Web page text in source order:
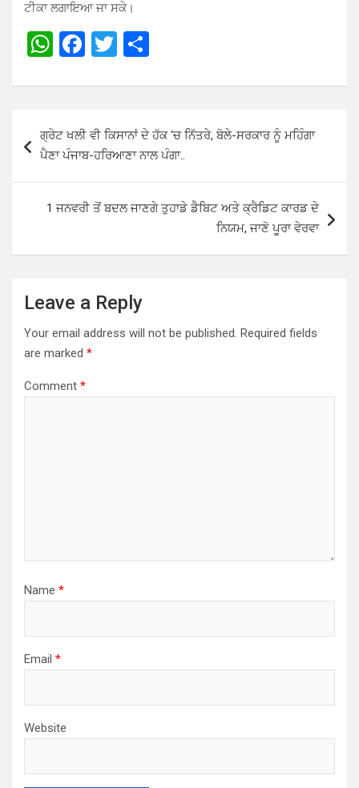
ਟੀਕਾ ਲਗਾਇਆ ਜਾ ਸਕੇ।
W
at
A
p
F
ce
b
o
k
T
tt
er
ar
e
navigation
ਗ੍ਰੇਟ ਖਲੀ ਵੀ ਕਿਸਾਨਾਂ ਦੇ ਹੱਕ ‘ਚ ਨਿੱਤਰੇ, ਬੋਲੇ-ਸਰਕਾਰ ਨੂੰ ਮਹਿੰਗਾ
ਪੈਣਾ ਪੰਜਾਬ-ਹਰਿਆਣਾ ਨਾਲ ਪੰਗਾ..
1 ਜਨਵਰੀ ਤੋਂ ਬਦਲ ਜਾਣਗੇ ਤੁਹਾਡੇ ਡੈਬਿਟ ਅਤੇ ਕ੍ਰੈਡਿਟ ਕਾਰਡ ਦੇ
ਨਿਯਮ, ਜਾਣੋ ਪੂਰਾ ਵੇਰਵਾ
Leave a Reply
Your email address will not be published. Required fields
are marked *
Comment *
Name *
Email *
Website